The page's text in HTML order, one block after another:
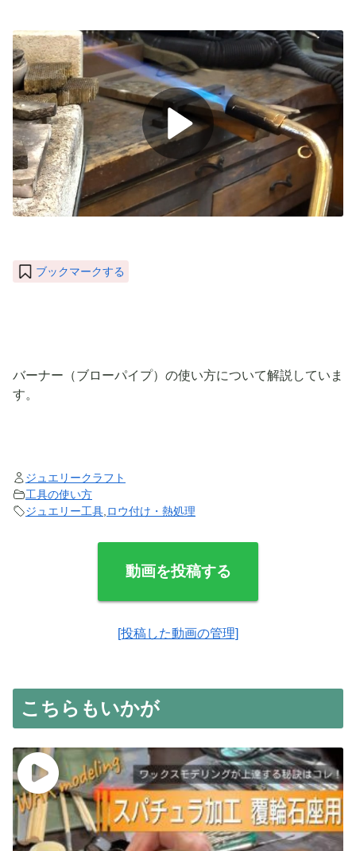
P
l
a
ブックマークする
バーナー（ブローパイプ）の使い方について解説していま
す。
ジュエリークラフト
工具の使い方
ジュエリー工具 ロウ付け・熱処理
動画を投稿する
[投稿した動画の管理]
こちらもいかが